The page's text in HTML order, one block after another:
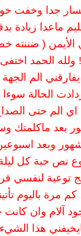
جدا وخفت
ماعدا زيادة
(
الحمد
الم
الحالة
اي الم حتى
بعد
ان السيروكسات ممتاز
نص حبة كل
توعية لنفسي
كم مرة
آلام وان
هذا